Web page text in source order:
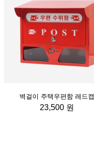
벽걸이 주택우편함 레드캡
23,500 원